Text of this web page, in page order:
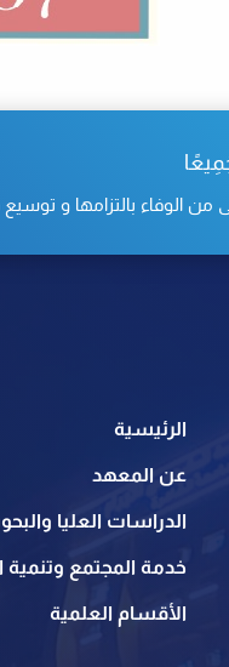
بالتزامها و توسيع
الرئيسية
عن المعهد
الدراسات العليا
خدمة المجتمع وتنمية
الأقسام العلمية